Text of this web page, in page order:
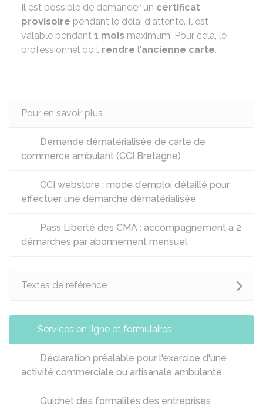
Il est possible de demander un certificat
provisoire pendant le délai d'attente. Il est
valable pendant 1 mois maximum. Pour cela, le
professionnel doit rendre l'ancienne carte.
Pour en savoir plus
Demande dématérialisée de carte de
commerce ambulant (CCI Bretagne)
CCI webstore : mode d’emploi détaillé pour
effectuer une démarche dématérialisée
Pass Liberté des CMA : accompagnement à 2
démarches par abonnement mensuel
Textes de référence
Services en ligne et formulaires
Déclaration préalable pour l'exercice d'une
activité commerciale ou artisanale ambulante
Guichet des formalités des entreprises